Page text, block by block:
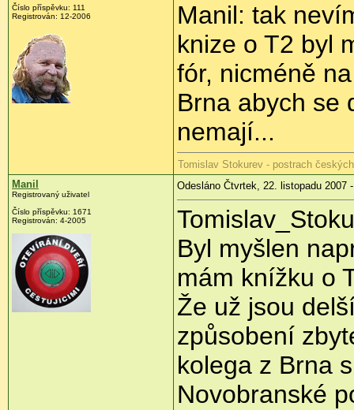
Číslo příspěvku: 111
Registrován: 12-2006
Manil: tak
knize o T2 byl
fór, nicméně
Brna abych se
nemají...
Tomislav Stokurev - postrach
Manil
Registrovaný uživatel
Číslo příspěvku: 1671
Registrován: 4-2005
Odesláno Čtvrtek, 22. listopadu 2007
Byl myšlen
mám knížku o
Že už jsou
způsobení
kolega z Brna
Novobranské